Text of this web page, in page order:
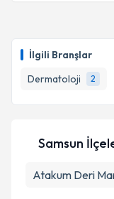
İlgili Branşlar
Dermatoloji
2
takvim
E-posta
Metni'ni
Samsun
Atakum Deri